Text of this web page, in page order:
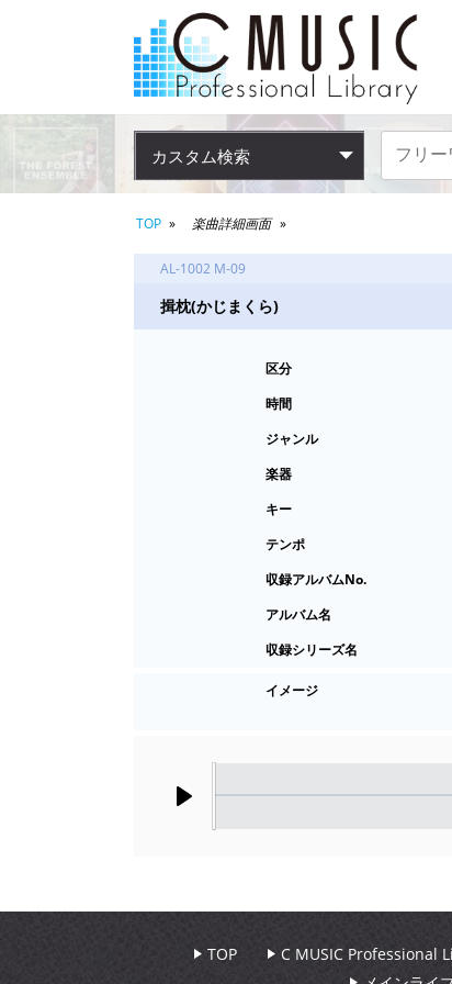
カスタム検索
TOP 楽曲詳細画面
AL-1002 M-09
揖枕(かじまくら)
区分
時間
ジャンル
楽器
キー
テンポ
収録アルバムNo.
アルバム名
収録シリーズ名
イメージ
TOP C MUSIC Professional